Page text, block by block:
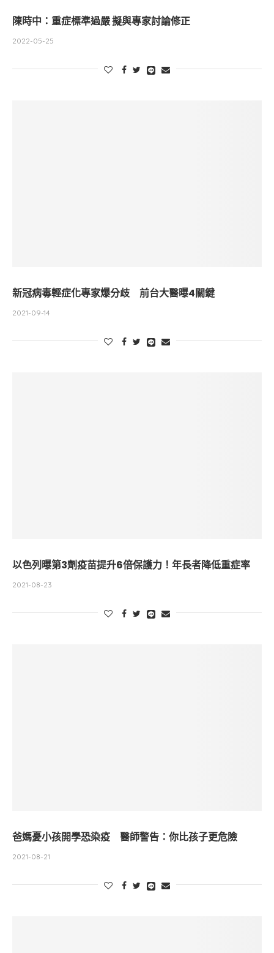
陳時中：重症標準過嚴 擬與專家討論修正
2022-05-25
新冠病毒輕症化專家爆分歧 前台大醫曝4關鍵
2021-09-14
以色列曝第3劑疫苗提升6倍保護力！年長者降低重症率
2021-08-23
爸媽憂小孩開學恐染疫 醫師警告：你比孩子更危險
2021-08-21